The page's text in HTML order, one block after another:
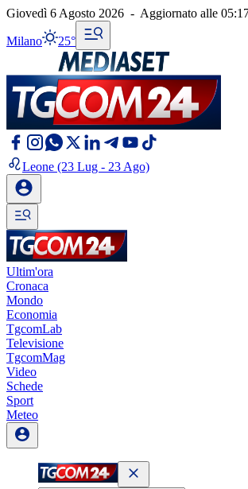
Giovedì 6 Agosto 2026 - Aggiornato alle
Milano 25°
Leone (23 Lug - 23 Ago)
Ultim'ora
Cronaca
Mondo
Economia
TgcomLab
Televisione
TgcomMag
Video
Schede
Sport
Meteo